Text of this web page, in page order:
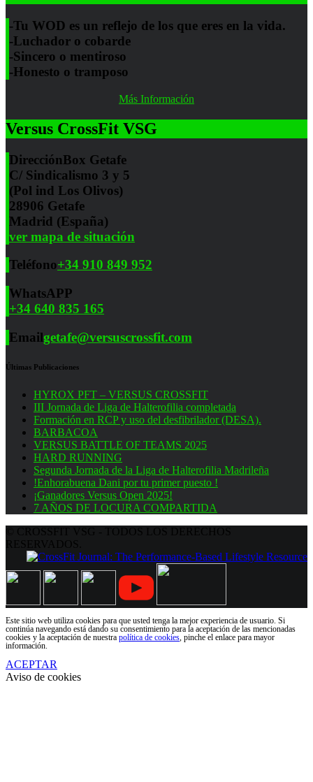
-Tu WOD es un reflejo de los que eres en la vida.
-Luchador o cobarde
-Sincero o mentiroso
-Honesto o tramposo
Más Información
Versus CrossFit VSG
DirecciónBox Getafe
C/ Sindicalismo 3 y 5
(Pol ind Los Olivos)
28906 Getafe
Madrid (España)
ver mapa de situación
Teléfono+34 910 849 952
WhatsAPP
+34 640 835 165
Emailgetafe@versuscrossfit.com
Últimas Publicaciones
HYROX PFT – VERSUS CROSSFIT
III Jornada de Liga de Halterofilia completada
Formación en RCP y uso del desfibrilador (DESA).
BARBACOA
VERSUS BATTLE OF TEAMS 2025
HARD RUNNING
Segunda Jornada de la Liga de Halterofilia Madrileña
!Enhorabuena Dani por tu primer puesto !
¡Ganadores Versus Open 2025!
7 AÑOS DE LOCURA COMPARTIDA
Este sitio web utiliza cookies para que usted tenga la mejor experiencia de usuario. Si
continúa navegando está dando su consentimiento para la aceptación de las mencionadas
cookies y la aceptación de nuestra política de cookies, pinche el enlace para mayor
información.
ACEPTAR
Aviso de cookies